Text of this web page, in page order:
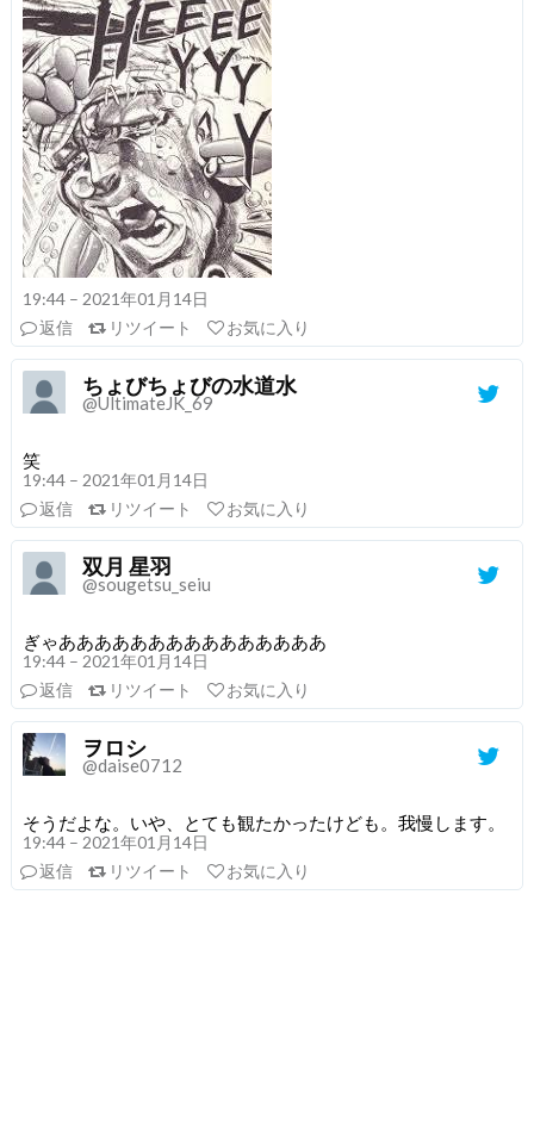
19:44 – 2021年01月14日
返信
リツイート お気に入り
ちょびちょびの水道水
@UltimateJK_69
笑
19:44 – 2021年01月14日
返信
リツイート お気に入り
双月 星羽
@sougetsu_seiu
ぎゃあああああああああああああああ
19:44 – 2021年01月14日
返信
リツイート お気に入り
ヲロシ
@daise0712
そうだよな。いや、とても観たかったけども。我慢します。
19:44 – 2021年01月14日
返信
リツイート お気に入り